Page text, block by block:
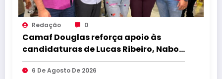
Redação 0
Camaf Douglas reforça apoio às
candidaturas de Lucas Ribeiro, Nabor,
Hugo Motta e Danielle do Vale
durante convenção
6 De Agosto De 2026